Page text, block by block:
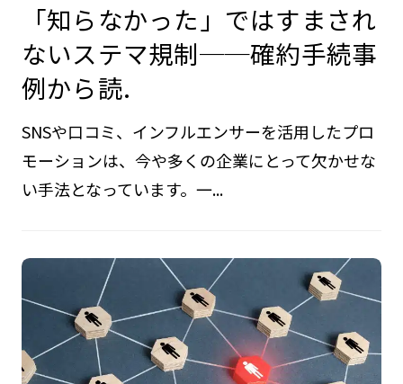
「知らなかった」ではすまされ
ないステマ規制──確約手続事
例から読.
SNSや口コミ、インフルエンサーを活用したプロ
モーションは、今や多くの企業にとって欠かせな
い手法となっています。一...